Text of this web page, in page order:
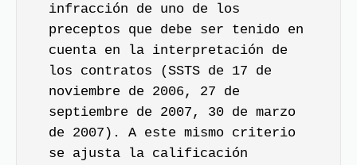
infracción de uno de los
preceptos que debe ser tenido en
cuenta en la interpretación de
los contratos (SSTS de 17 de
noviembre de 2006, 27 de
septiembre de 2007, 30 de marzo
de 2007). A este mismo criterio
se ajusta la calificación